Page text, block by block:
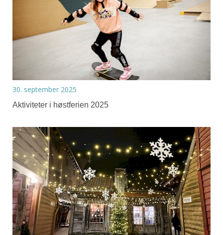
30. september 2025
Aktiviteter i høstferien 2025